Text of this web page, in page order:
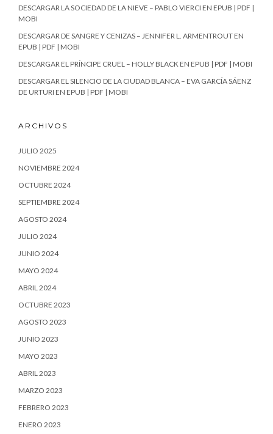
DESCARGAR LA SOCIEDAD DE LA NIEVE – PABLO VIERCI EN EPUB | PDF |
MOBI
DESCARGAR DE SANGRE Y CENIZAS – JENNIFER L. ARMENTROUT EN
EPUB | PDF | MOBI
DESCARGAR EL PRÍNCIPE CRUEL – HOLLY BLACK EN EPUB | PDF | MOBI
DESCARGAR EL SILENCIO DE LA CIUDAD BLANCA – EVA GARCÍA SÁENZ
DE URTURI EN EPUB | PDF | MOBI
ARCHIVOS
JULIO 2025
NOVIEMBRE 2024
OCTUBRE 2024
SEPTIEMBRE 2024
AGOSTO 2024
JULIO 2024
JUNIO 2024
MAYO 2024
ABRIL 2024
OCTUBRE 2023
AGOSTO 2023
JUNIO 2023
MAYO 2023
ABRIL 2023
MARZO 2023
FEBRERO 2023
ENERO 2023